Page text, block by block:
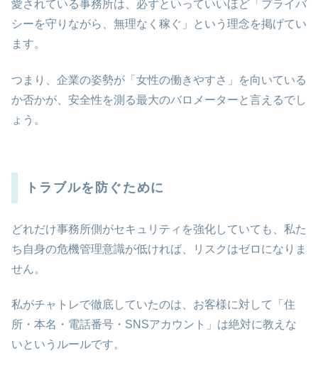
愛されている事務所は、必ずといっていいほど「プライバ
シーを守りながら、無理なく稼ぐ」という理念を掲げてい
ます。
つまり、企業の姿勢が「女性の働きやすさ」を向いている
か否かが、安全性を測る最大のバロメーターと言えるでし
ょう。
トラブルを防ぐために
どれだけ事務所側がセキュリティを強化していても、私た
ち自身の危機管理意識が低ければ、リスクはゼロになりま
せん。
私がチャトレで徹底していたのは、お客様に対して「住
所・本名・電話番号・SNSアカウント」は絶対に教えな
いというルールです。